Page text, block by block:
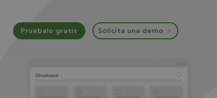
Pruébalo gratis Solicita una demo